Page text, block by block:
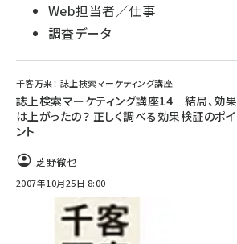
Web担当者／仕事
調査データ
千客万来！ 誌上検索マーケティング講座
誌上検索マーケティング講座14 結局、効果
は上がったの？ 正しく調べる効果検証のポイ
ント
芝野徹也
2007年10月25日 8:00